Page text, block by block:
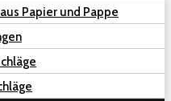
Papier und Pappe